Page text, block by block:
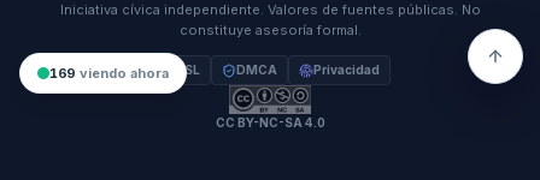
Iniciativa cívica independiente. Valores de fuentes públicas. No
constituye asesoría formal.
SSL DMCA Privacidad
CC BY-NC-SA 4.0
169 viendo ahora